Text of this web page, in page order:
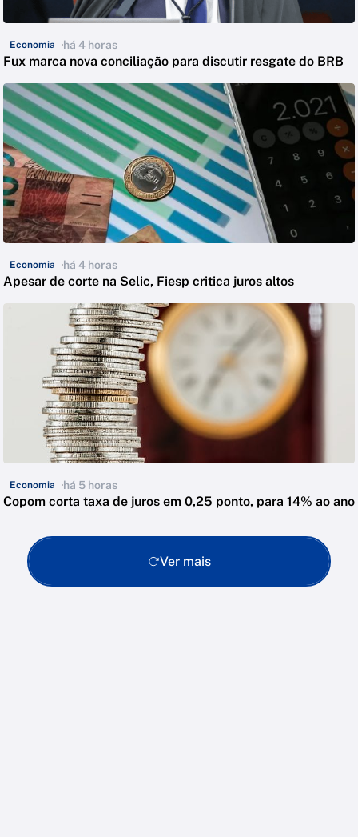
Economia há 4 horas
Fux marca nova conciliação para discutir resgate do BRB
Economia há 4 horas
Apesar de corte na Selic, Fiesp critica juros altos
Economia há 5 horas
Copom corta taxa de juros em 0,25 ponto, para 14% ao ano
Ver mais